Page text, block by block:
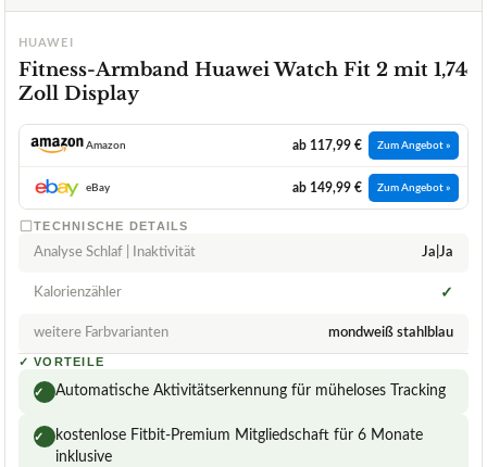
HUAWEI
Fitness-Armband Huawei Watch Fit 2 mit 1,74
Zoll Display
Amazon ab 117,99 € Zum Angebot »
eBay ab 149,99 € Zum Angebot »
TECHNISCHE DETAILS
Analyse Schlaf | Inaktivität Ja|Ja
Kalorienzähler ✓
weitere Farbvarianten mondweiß stahlblau
✓ VORTEILE
✓ Automatische Aktivitätserkennung für müheloses Tracking
✓
kostenlose Fitbit-Premium Mitgliedschaft für 6 Monate
inklusive